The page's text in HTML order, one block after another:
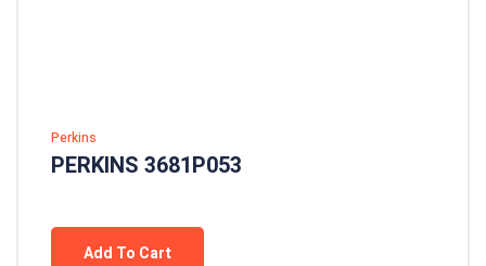
Perkins
PERKINS 3681P053
Add To Cart